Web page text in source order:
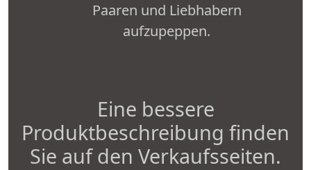
Paaren und Liebhabern
aufzupeppen.
Eine bessere
Produktbeschreibung finden
Sie auf den Verkaufsseiten.